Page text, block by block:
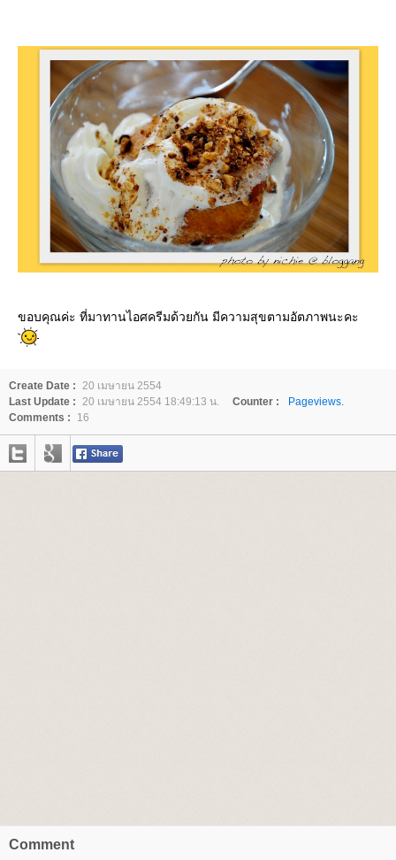
ขอบคุณค่ะ ที่มาทานไอศครีมด้วยกัน มีความสุขตามอัตภาพนะคะ
Create Date :
20 เมษายน 2554
Last Update :
20 เมษายน 2554 18:49:13 น. Counter :
Pageviews.
Comments :
16
Comment